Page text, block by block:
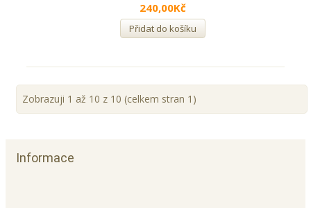
240,00Kč
Přidat do košíku
Zobrazuji 1 až 10 z 10 (celkem stran 1)
Informace